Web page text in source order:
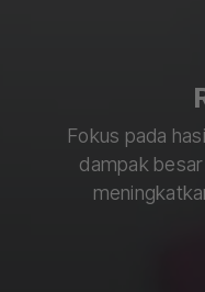
Fokus pada
dampak